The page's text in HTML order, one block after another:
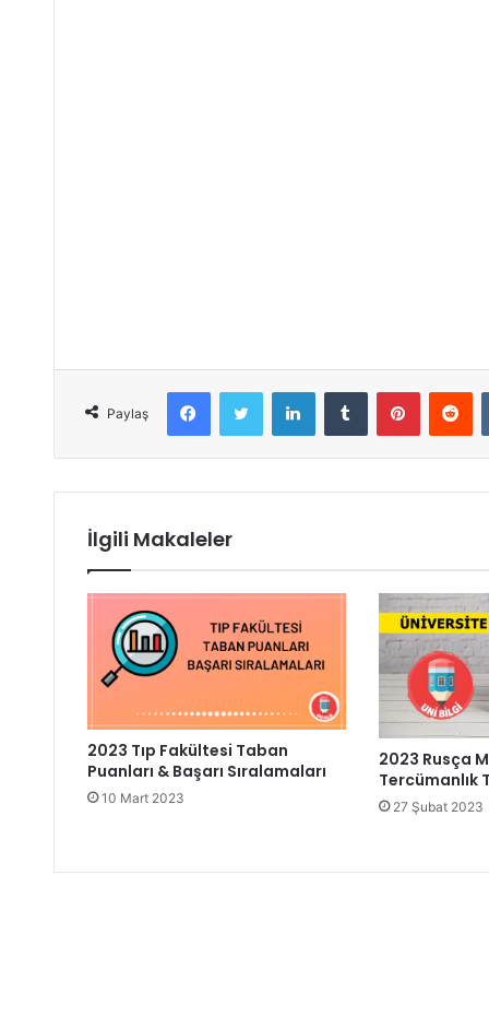
Paylaş
Facebook Twitter LinkedIn Tumblr Pinterest Reddit
İlgili Makaleler
2023 Tıp Fakültesi Taban
Puanları & Başarı Sıralamaları
10 Mart 2023
2023 Rusça
Tercümanlık
27 Şubat 2023